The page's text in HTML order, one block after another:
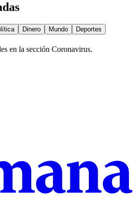
Dinero Mundo
Deportes
en la sección Coronavirus.